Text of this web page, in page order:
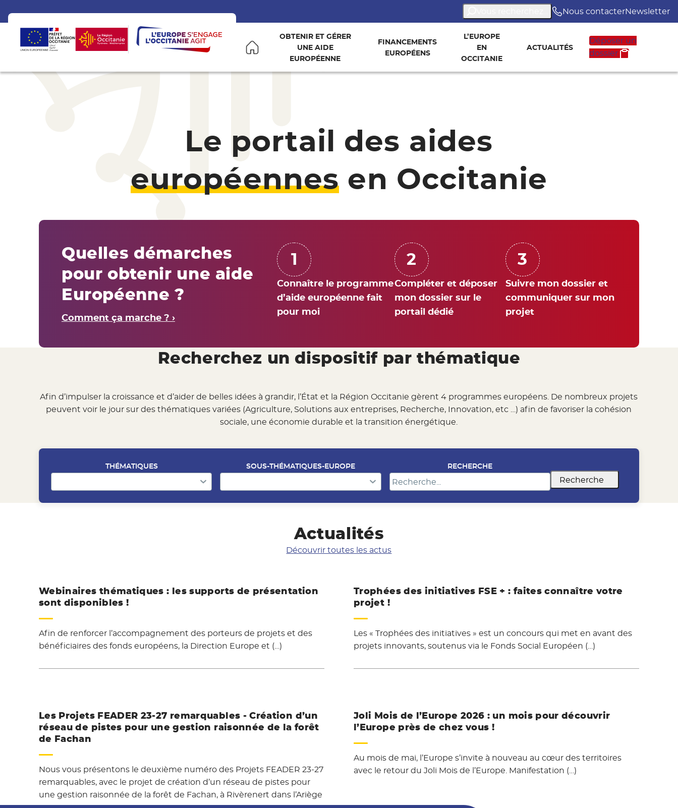
Nous contacterNewsletter
Accueil Europe en Occitanie
OBTENIR ET GÉRER
UNE AIDE
EUROPÉENNE
FINANCEMENTS
EUROPÉENS
L’EUROPE
EN
OCCITANIE
ACTUALITÉS
Déposer un
dossier
Le portail des aides
européennes en Occitanie
Quelles démarches
pour obtenir une aide
Européenne ?
Comment ça marche ? ›
1
Connaître le programme
d’aide européenne fait
pour moi
2
Compléter et déposer
mon dossier sur le
portail dédié
3
Suivre mon dossier et
communiquer sur mon
projet
Recherchez un dispositif par thématique
Afin d’impulser la croissance et d’aider de belles idées à grandir, l’État et la Région Occitanie gèrent 4 programmes européens. De nombreux projets
peuvent voir le jour sur des thématiques variées (Agriculture, Solutions aux entreprises, Recherche, Innovation, etc …) afin de favoriser la cohésion
sociale, une économie durable et la transition énergétique.
THÉMATIQUES SOUS-THÉMATIQUES-EUROPE RECHERCHE
Recherche
Actualités
Découvrir toutes les actus
Webinaires thématiques : les supports de présentation
sont disponibles !
Afin de renforcer l’accompagnement des porteurs de projets et des
bénéficiaires des fonds européens, la Direction Europe et (…)
Trophées des initiatives FSE + : faites connaître votre
projet !
Les « Trophées des initiatives » est un concours qui met en avant des
projets innovants, soutenus via le Fonds Social Européen (…)
Les Projets FEADER 23-27 remarquables - Création d’un
réseau de pistes pour une gestion raisonnée de la forêt
de Fachan
Nous vous présentons le deuxième numéro des Projets FEADER 23-27
remarquables, avec le projet de création d’un réseau de pistes pour
une gestion raisonnée de la forêt de Fachan, à Rivèrenert dans l’Ariège
Joli Mois de l’Europe 2026 : un mois pour découvrir
l’Europe près de chez vous !
Au mois de mai, l’Europe s’invite à nouveau au cœur des territoires
avec le retour du Joli Mois de l’Europe. Manifestation (…)